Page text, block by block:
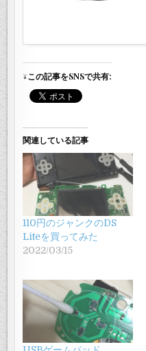
↓この記事をSNSで共有:
関連している記事
110円のジャンクのDS
Liteを買ってみた
2022/03/15